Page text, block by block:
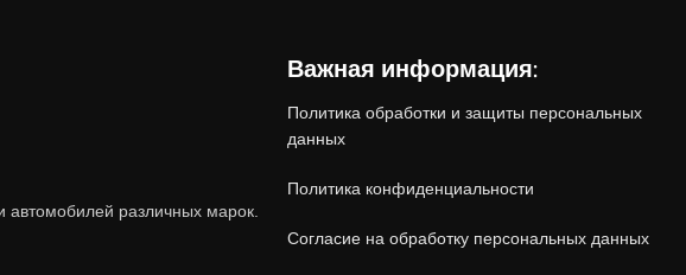
к минимуму.различных марок.
Важная информация:
Политика обработки и защиты персональных
данных
Политика конфиденциальности
Согласие на обработку персональных данных